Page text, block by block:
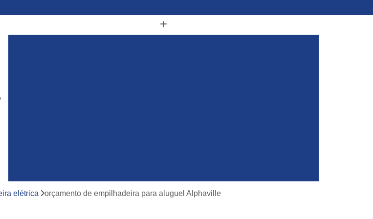
Empilhadeira para Aluguel
Empilhadeira Toyota para Alugar
elétrica orçamento de empilhadeira para aluguel Alphaville